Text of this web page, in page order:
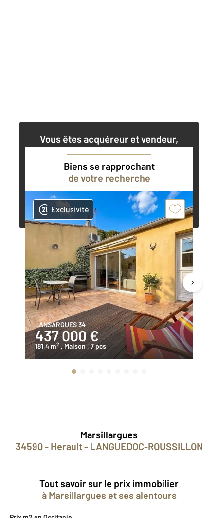
Vous êtes acquéreur et vendeur,
Contacter l'agence
Demander une estimation
Biens se rapprochant
de votre recherche
Exclusivité
LANSARGUES 34
437 000 €
181,4 m2 , Maison, 7 pcs
Marsillargues
34590 - Herault - LANGUEDOC-ROUSSILLON
Tout savoir sur le prix immobilier
à Marsillargues et ses alentours